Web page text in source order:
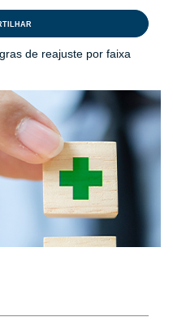
de reajuste por faixa